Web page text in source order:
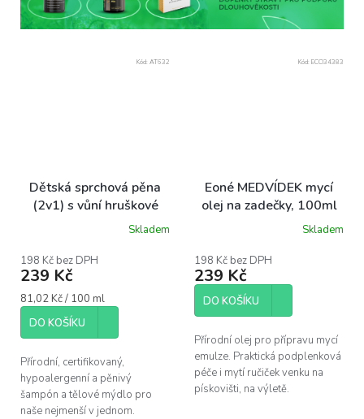
Dětská sprchová pěna
(2v1) s vůní hruškové
šťávy Baby leaves
produktu
je
z
hvězdiček.
Skladem
198 Kč bez DPH
239 Kč
Měrná
cena:
81,02 Kč / 100 ml
DO KOŠÍKU
Přírodní, certifikovaný,
hypoalergenní a pěnivý
šampón a tělové mýdlo pro
naše nejmenší v jednom.
Kód: AT632
Eoné MEDVÍDEK mycí
olej na zadečky, 100ml
Skladem
198 Kč bez DPH
239 Kč
DO KOŠÍKU
Přírodní olej pro přípravu mycí
emulze. Praktická podplenková
péče i mytí ručiček venku na
pískovišti, na výletě.
Kód: ECO34383